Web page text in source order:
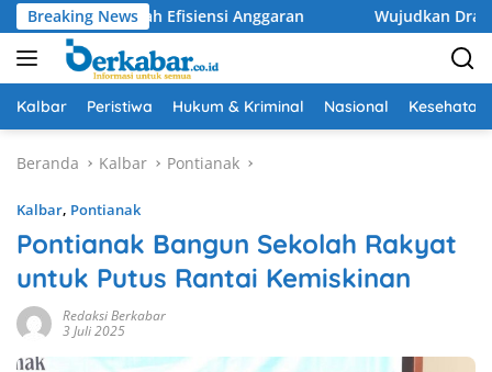
Langsung
ke
konten
Breaking News
Tengah Efisiensi Anggaran Wujudkan Drainase
Kalbar Peristiwa Hukum & Kriminal Nasional Kesehatan
Beranda Kalbar Pontianak
Kalbar, Pontianak
Pontianak Bangun Sekolah Rakyat
untuk Putus Rantai Kemiskinan
Redaksi Berkabar
3 Juli 2025